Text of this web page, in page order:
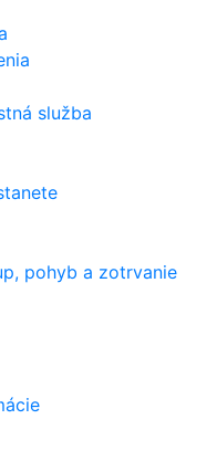
služba
pohyb a zotrvanie